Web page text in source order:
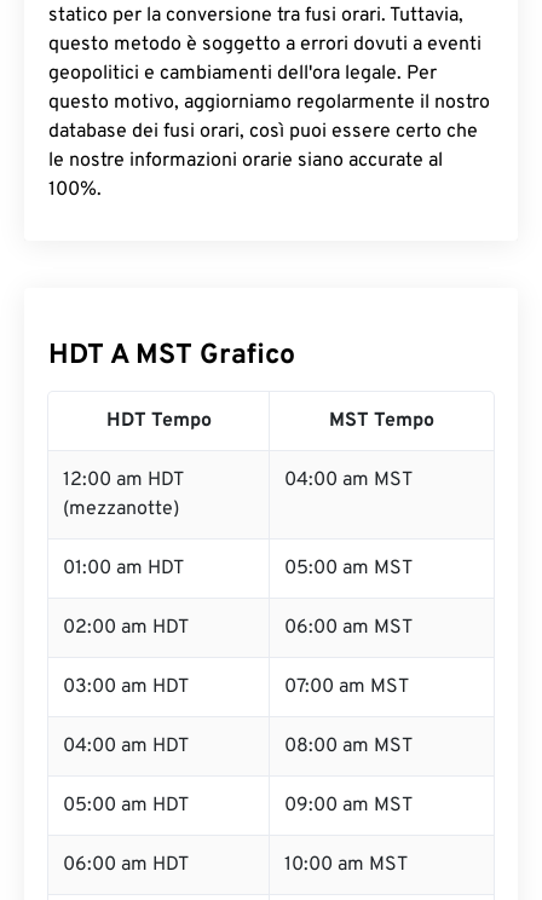
statico per la conversione tra fusi orari. Tuttavia,
questo metodo è soggetto a errori dovuti a eventi
geopolitici e cambiamenti dell'ora legale. Per
questo motivo, aggiorniamo regolarmente il nostro
database dei fusi orari, così puoi essere certo che
le nostre informazioni orarie siano accurate al
100%.
HDT A MST Grafico
HDT Tempo MST Tempo
12:00 am HDT
(mezzanotte)
04:00 am MST
01:00 am HDT 05:00 am MST
02:00 am HDT 06:00 am MST
03:00 am HDT 07:00 am MST
04:00 am HDT 08:00 am MST
05:00 am HDT 09:00 am MST
06:00 am HDT 10:00 am MST